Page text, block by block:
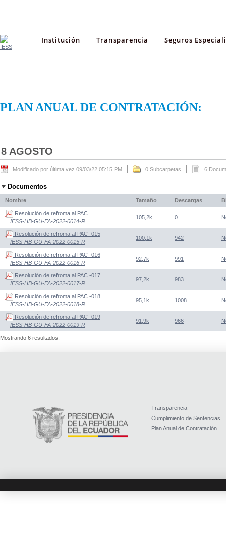
Institución Transparencia Seguros
PLAN ANUAL DE CONTRATACIÓN:
8 AGOSTO
Modificado por última vez 09/03/22 05:15 PM 0 Subcarpetas 6
Documentos
Nombre Tamaño Descargas
Resolución de refroma al PAC
IESS-HB-GU-FA-2022-0014-R
105,2k 0
Resolución de refroma al PAC -015
IESS-HB-GU-FA-2022-0015-R
100,1k 942
Resolución de refroma al PAC -016
IESS-HB-GU-FA-2022-0016-R
92,7k 991
Resolución de refroma al PAC -017
IESS-HB-GU-FA-2022-0017-R
97,2k 983
Resolución de refroma al PAC -018
IESS-HB-GU-FA-2022-0018-R
95,1k 1008
Resolución de refroma al PAC -019
IESS-HB-GU-FA-2022-0019-R
91,9k 966
Mostrando 6 resultados.
Transparencia
Cumplimiento de Sentencias
Plan Anual de Contratación